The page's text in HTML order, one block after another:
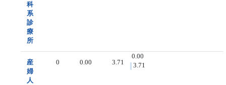
科
系
診
療
所
産
婦
人
0 0.00 3.71
0.00
3.71